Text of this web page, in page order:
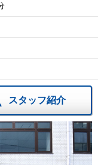
スタッフ紹介